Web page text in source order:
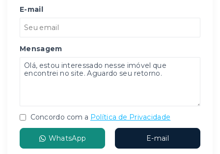
E-mail
Mensagem
Concordo com a Política de Privacidade
WhatsApp E-mail